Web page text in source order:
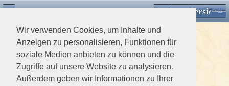
Wir verwenden Cookies, um Inhalte und
Anzeigen zu personalisieren, Funktionen für
soziale Medien anbieten zu können und die
Zugriffe auf unsere Website zu analysieren.
Außerdem geben wir Informationen zu Ihrer
Desktop VersionEinloggen